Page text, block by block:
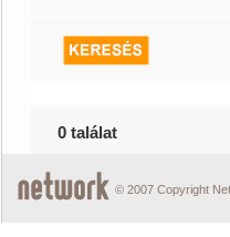
0 találat
© 2007 Copyright